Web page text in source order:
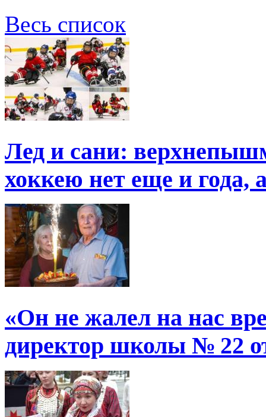
Весь список
Лед и сани:
хоккею нет еще и года,
«Он не жалел на нас
директор школы № 22